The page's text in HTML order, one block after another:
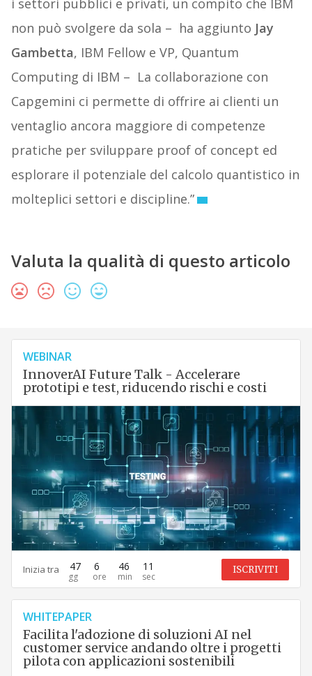
i settori pubblici e privati, un compito che IBM
non può svolgere da sola – ha aggiunto Jay
Gambetta, IBM Fellow e VP, Quantum
Computing di IBM – La collaborazione con
Capgemini ci permette di offrire ai clienti un
ventaglio ancora maggiore di competenze
pratiche per sviluppare proof of concept ed
esplorare il potenziale del calcolo quantistico in
molteplici settori e discipline.”
Valuta la qualità di questo articolo
WEBINAR
InnoverAI Future Talk - Accelerare
prototipi e test, riducendo rischi e costi
Inizia tra 47 6 46 10 ISCRIVITI
WHITEPAPER
Facilita l'adozione di soluzioni AI nel
customer service andando oltre i progetti
pilota con applicazioni sostenibili